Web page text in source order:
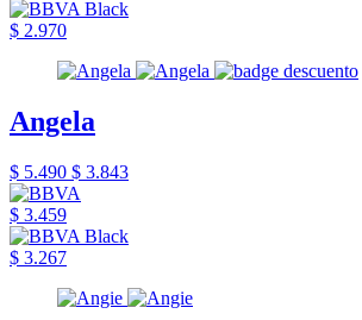
$ 2.970
Angela
$ 5.490 $ 3.843
$ 3.459
$ 3.267